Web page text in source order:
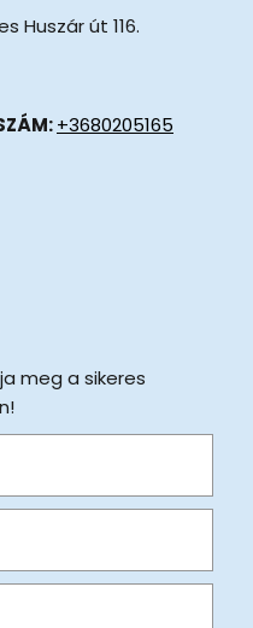
Huszár út 116.
+3680205165
meg a sikeres